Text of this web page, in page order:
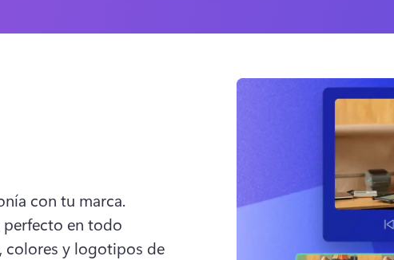
con tu marca.
perfecto en todo
colores y logotipos de